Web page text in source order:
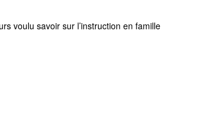
voulu savoir sur l’instruction en famille